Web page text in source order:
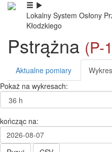
Lokalny System Osłony
Kłodzkiego
Pstrążna (P-
Aktualne pomiary
Pokaż na wykresach:
kończąc na: